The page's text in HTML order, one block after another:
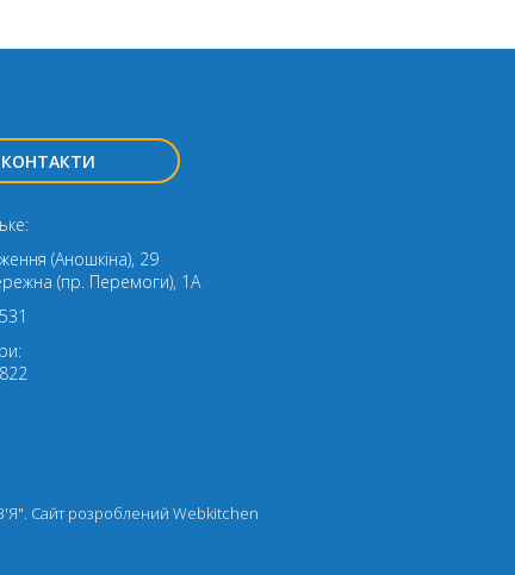
КОНТАКТИ
(Аношкіна), 29
(пр. Перемоги), 1А
Cайт розроблений Webkitchen